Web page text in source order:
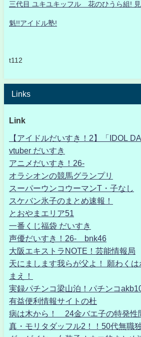
三代目 ユキユキッフル 花のひうら組! 見
魁!!アイドル塾!
t112
Links
Link
【アイドルだいすき！2】「IDOL
vtuber だいすき
アニメだいすき！26-
オラシオンの競馬グランプリ
スーパーウンコウーマンT・子なし
スケバン氷子のまとめ速報！
とおやまエリア51
一番くじ福袋 だいすき
声優だいすき！26- bnk46
大阪エキストラNOTE！芸能情報局
天にまします我らが父よ！ 願わく
まえ！
実録パチンコ梁山泊！パチンコ
有益便利情報サイトの杜
病は木から！ 24金バエ子の特発性
真・モリタダッフル2！！50代無職